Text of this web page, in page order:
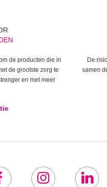
de producten die in
de grootste zorg te
en met meer
De
samen